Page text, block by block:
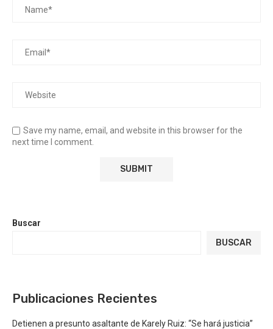
Save my name, email, and website in this browser for the
next time I comment.
Buscar
BUSCAR
Publicaciones Recientes
Detienen a presunto asaltante de Karely Ruiz: “Se hará justicia”